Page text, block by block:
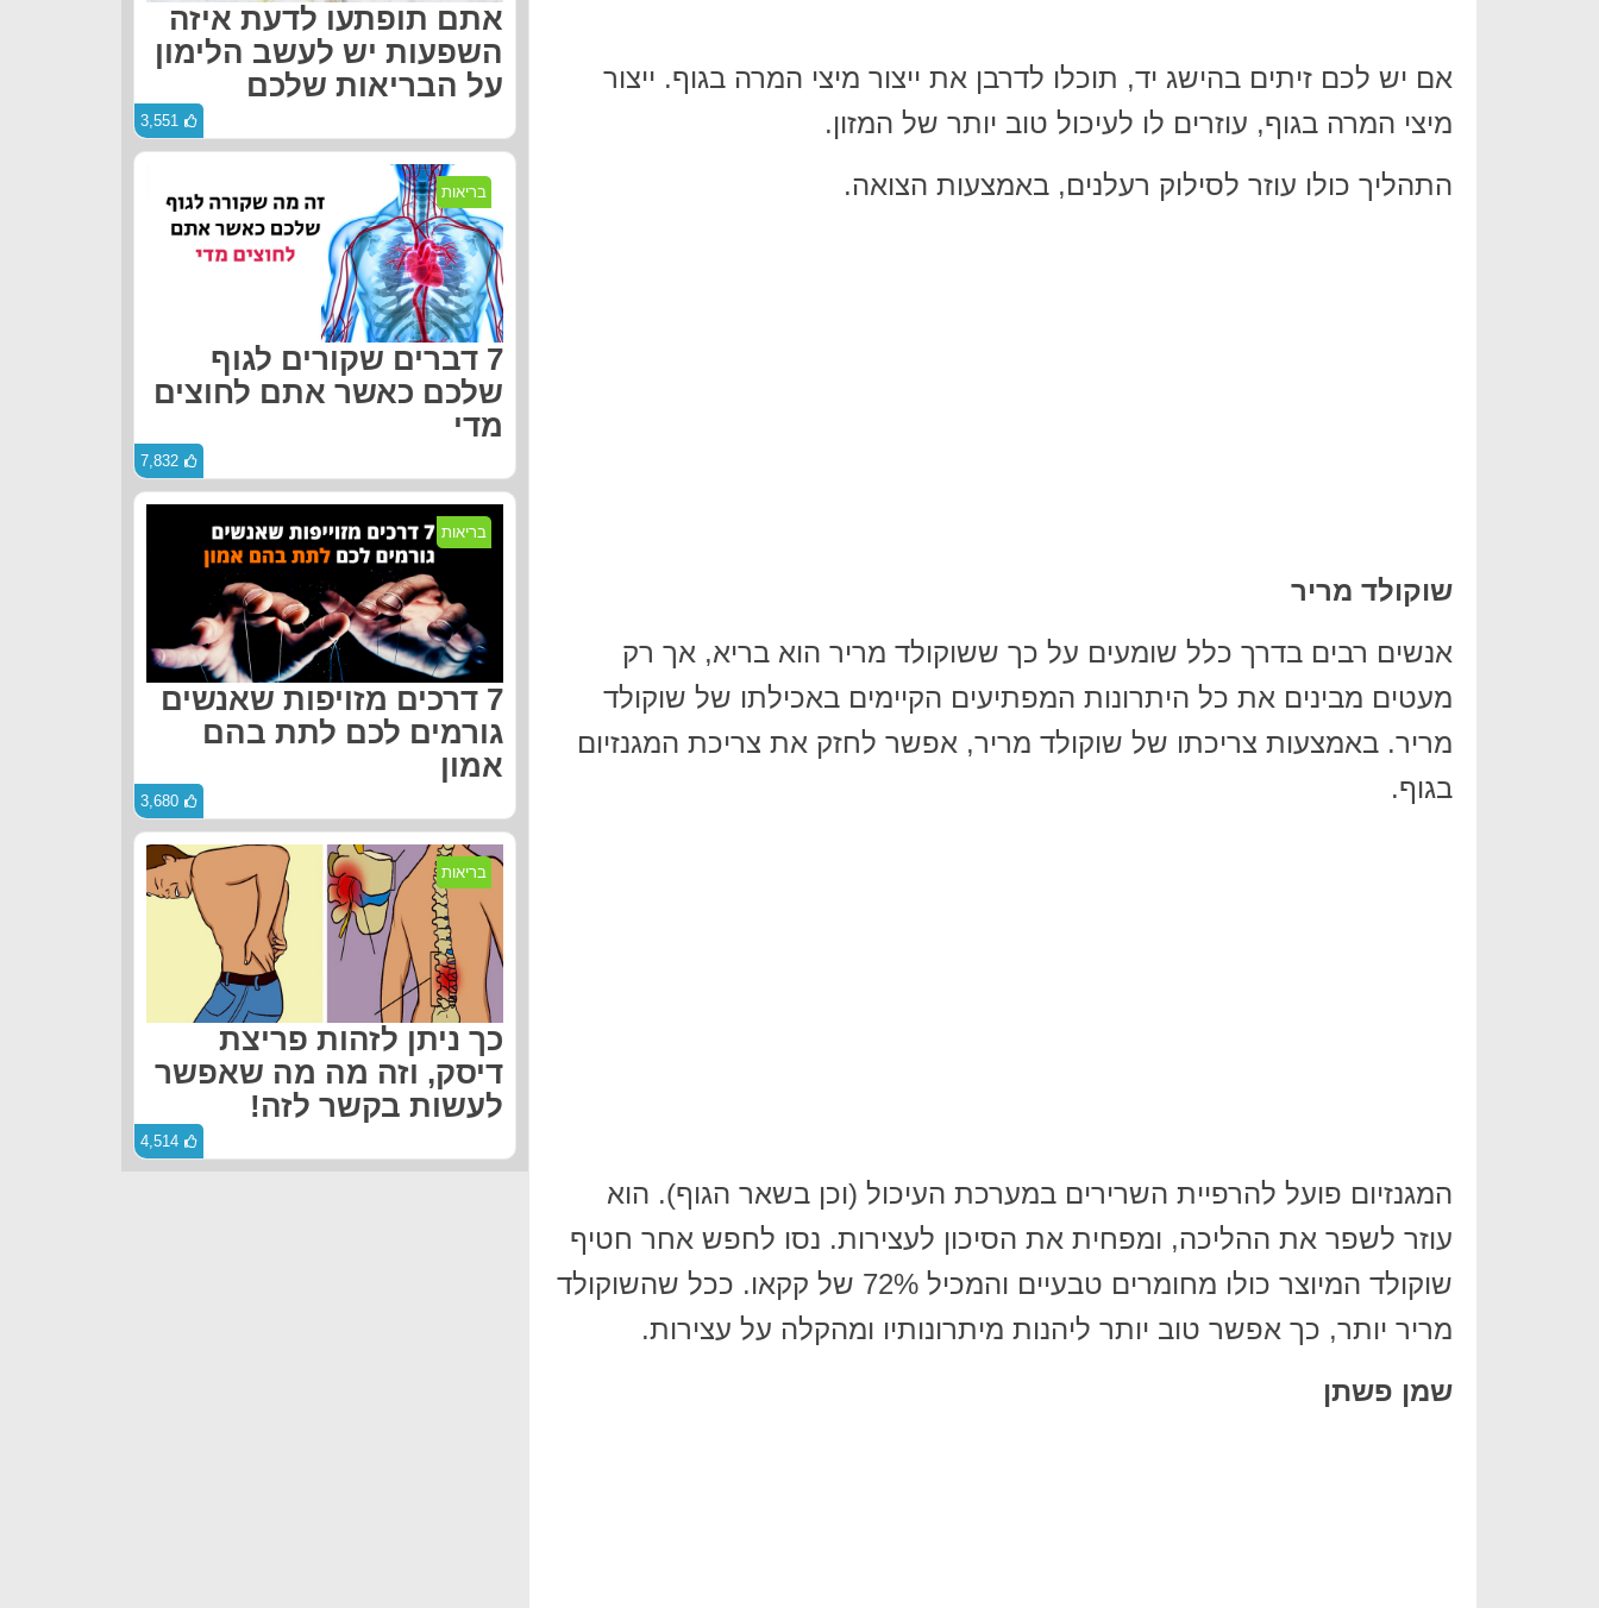
אם יש לכם זיתים בהישג יד, תוכלו לדרבן את ייצור מיצי המרה בגוף. ייצור
מיצי המרה בגוף, עוזרים לו לעיכול טוב יותר של המזון.
התהליך כולו עוזר לסילוק רעלנים, באמצעות הצואה.
שוקולד מריר
אנשים רבים בדרך כלל שומעים על כך ששוקולד מריר הוא בריא, אך רק
מעטים מבינים את כל היתרונות המפתיעים הקיימים באכילתו של שוקולד
מריר. באמצעות צריכתו של שוקולד מריר, אפשר לחזק את צריכת המגנזיום
בגוף.
המגנזיום פועל להרפיית השרירים במערכת העיכול (וכן בשאר הגוף). הוא
עוזר לשפר את ההליכה, ומפחית את הסיכון לעצירות. נסו לחפש אחר חטיף
שוקולד המיוצר כולו מחומרים טבעיים והמכיל 72% של קקאו. ככל שהשוקולד
מריר יותר, כך אפשר טוב יותר ליהנות מיתרונותיו ומהקלה על עצירות.
שמן פשתן
אתם תופתעו לדעת איזה
השפעות יש לעשב הלימון
על הבריאות שלכם
3,551
בריאות
7 דברים שקורים לגוף
שלכם כאשר אתם לחוצים
מדי
7,832
בריאות
7 דרכים מזויפות שאנשים
גורמים לכם לתת בהם
אמון
3,680
בריאות
כך ניתן לזהות פריצת
דיסק, וזה מה מה שאפשר
לעשות בקשר לזה!
4,514